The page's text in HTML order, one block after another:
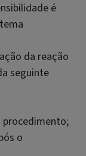
é
da reação
seguinte
procedimento;
o